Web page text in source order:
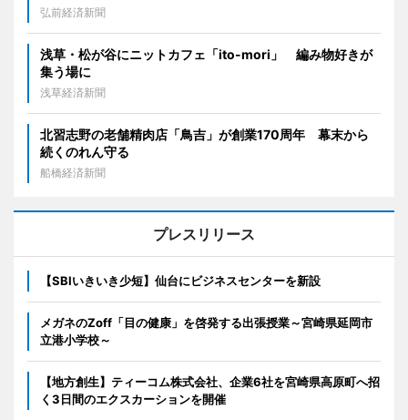
弘前経済新聞
浅草・松が谷にニットカフェ「ito-mori」 編み物好きが
集う場に
浅草経済新聞
北習志野の老舗精肉店「鳥吉」が創業170周年 幕末から
続くのれん守る
船橋経済新聞
プレスリリース
【SBIいきいき少短】仙台にビジネスセンターを新設
メガネのZoff「目の健康」を啓発する出張授業～宮崎県延岡市
立港小学校～
【地方創生】ティーコム株式会社、企業6社を宮崎県高原町へ招
く3日間のエクスカーションを開催